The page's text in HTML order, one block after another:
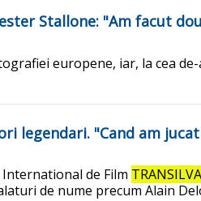
Stallone: "Am facut
europene, iar, la cea
legendari. "Cand am
de Film
de nume precum Alain